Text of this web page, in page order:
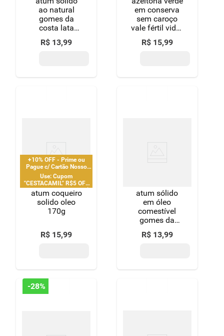
ao natural
gomes da
costa lata
peso líquido
170g peso
R$ 13,99
em conserva
sem caroço
vale fértil vidro
peso líquido
335g peso
R$ 15,99
+10% OFF - Prime ou
Pague c/ Cartão Nosso
Pay
Use: Cupom
"CESTACAMIL" R$5 OFF
em compras acima de R$
25 | limitado a 2 pedido
por CPF
atum coqueiro
solido oleo
170g
R$ 15,99
atum sólido
em óleo
comestível
gomes da
costa lata
peso líquido
R$ 13,99
-28%